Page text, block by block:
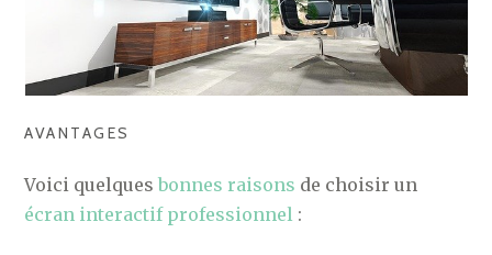
AVANTAGES
Voici quelquesbonnes raisons de choisir un
écran interactif professionnel :